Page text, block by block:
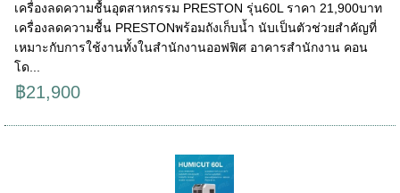
เครื่องลดความชื้นอุตสาหกรรม PRESTON รุ่น60L ราคา 21,900บาท
เครื่องลดความชื้น PRESTONพร้อมถังเก็บน้ำ นับเป็นตัวช่วยสำคัญที่
เหมาะกับการใช้งานทั้งในสำนักงานออฟฟิศ อาคารสำนักงาน คอน
โด...
฿21,900